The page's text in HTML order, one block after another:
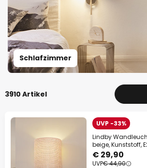
Schlafzimmer
3910 Artikel
UVP -33%
Lindby
beige, Kunststoff,
€ 29,90
UVP€ 44,90